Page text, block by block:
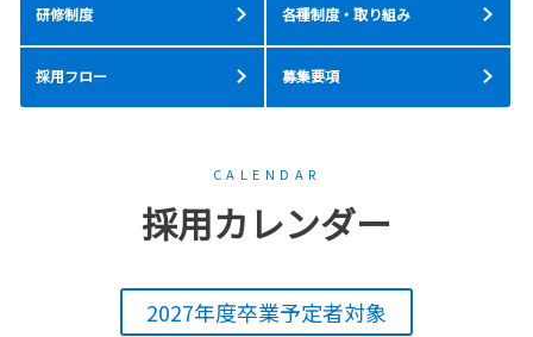
研修制度 各種制度・取り組み
採用フロー 募集要項
CALENDAR
採用カレンダー
2027年度卒業予定者対象